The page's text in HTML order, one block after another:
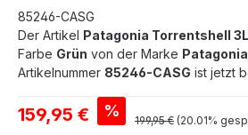
85246-CASG
Der Artikel Patagonia Torrentshell
Farbe Grün von der Marke Patagonia
Artikelnummer 85246-CASG ist jetzt
Verkaufspreis:
159,95 € % Regulärer Preis:
199,95 € (20.01%